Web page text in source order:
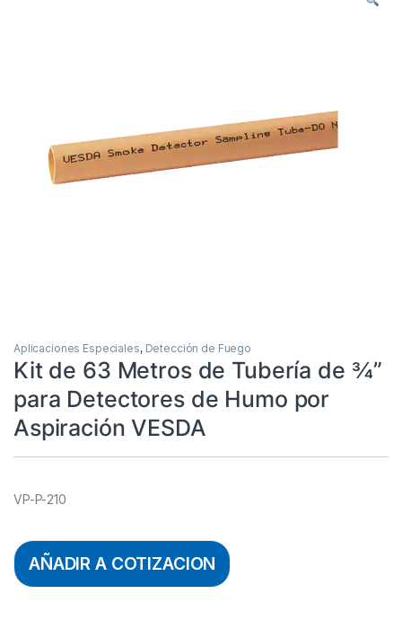
Aplicaciones Especiales, Detección de Fuego
Kit de 63 Metros de Tubería de ¾”
para Detectores de Humo por
Aspiración VESDA
VP-P-210
AÑADIR A COTIZACION